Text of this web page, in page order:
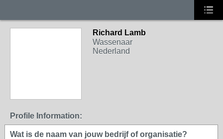
Richard Lamb
Wassenaar
Nederland
Profile Information:
Wat is de naam van jouw bedrijf of organisatie?